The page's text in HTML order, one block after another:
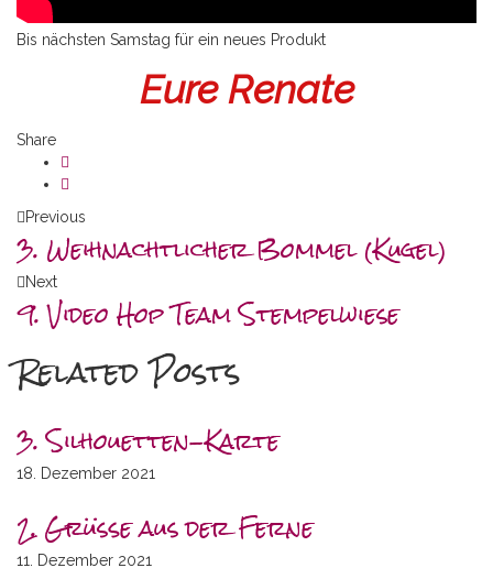
Bis nächsten Samstag für ein neues Produkt
Eure Renate
Share
Previous
3. Weihnachtlicher Bommel (Kugel)
Next
9. Video Hop Team Stempelwiese
Related Posts
3. Silhouetten-Karte
18. Dezember 2021
2. Grüße aus der Ferne
11. Dezember 2021